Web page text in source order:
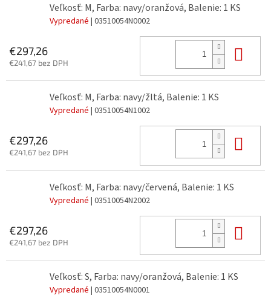
Veľkosť: M, Farba: navy/oranžová, Balenie: 1 KS
Vypredané | 03510054N0002
€297,26
€241,67 bez DPH
Veľkosť: M, Farba: navy/žltá, Balenie: 1 KS
Vypredané | 03510054N1002
€297,26
€241,67 bez DPH
Veľkosť: M, Farba: navy/červená, Balenie: 1 KS
Vypredané | 03510054N2002
€297,26
€241,67 bez DPH
Veľkosť: S, Farba: navy/oranžová, Balenie: 1 KS
Vypredané | 03510054N0001